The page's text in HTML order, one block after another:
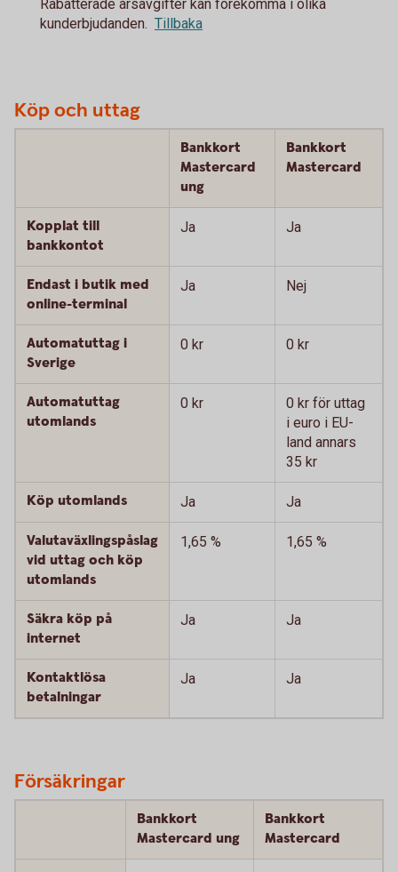
Rabatterade årsavgifter kan förekomma i olika
kunderbjudanden. Tillbaka
Köp och uttag
Bankkort
Mastercard
ung
Bankkort
Mastercard
Kopplat till
bankkontot
Ja Ja
Endast i butik med
online-terminal
Ja Nej
Automatuttag i
Sverige
0 kr 0 kr
Automatuttag
utomlands
0 kr
0 kr för uttag
i euro i EU-
land annars
35 kr
Köp utomlands Ja Ja
Valutaväxlingspåslag
vid uttag och köp
utomlands
1,65 % 1,65 %
Säkra köp på
internet
Ja Ja
Kontaktlösa
betalningar
Ja Ja
Försäkringar
Bankkort
Mastercard ung
Bankkort
Mastercard